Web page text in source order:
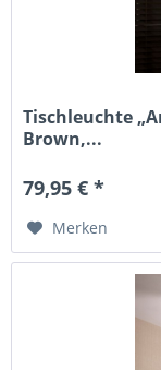
Tischleuchte
Brown,...
79,95 € *
Merken